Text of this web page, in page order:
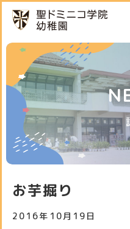
ドミニコの魅力
園長ごあいさつ
教育方針と沿革
保育の特色
モンテッソーリ教育
専門講師によるカリキュ
幼稚園での生活
年間行事
入園案内
入園説明会・イベント
お芋掘り
2016年10月19日